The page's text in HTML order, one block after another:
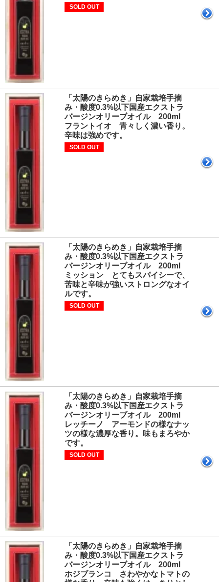
SOLD OUT
「太陽のきらめき」自家栽培手摘
み・酸度0.3%以下国産エクストラ
バージンオリーブオイル 200ml
フラントイオ 青々しく濃い香り。
辛味は強めです。
SOLD OUT
「太陽のきらめき」自家栽培手摘
み・酸度0.3%以下国産エクストラ
バージンオリーブオイル 200ml
ミッション とてもスパイシーで、
苦味と辛味が強いストロングなオイ
ルです。
SOLD OUT
「太陽のきらめき」自家栽培手摘
み・酸度0.3%以下国産エクストラ
バージンオリーブオイル 200ml
レッチーノ アーモンドの様なナッ
ツの様な濃厚な香り。味もまろやか
です。
SOLD OUT
「太陽のきらめき」自家栽培手摘
み・酸度0.3%以下国産エクストラ
バージンオリーブオイル 200ml
ホジブランコ さわやかなトマトの